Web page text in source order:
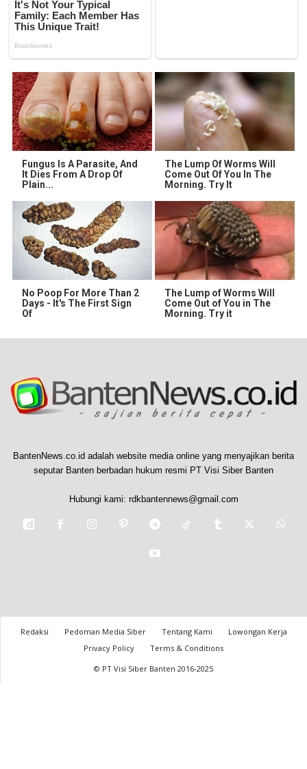
Fungus Is A Parasite, And
It Dies From A Drop Of
Plain...
The Lump Of Worms Will
Come Out Of You In The
Morning. Try It
No Poop For More Than 2
Days - It's The First Sign
Of
The Lump of Worms Will
Come Out of You in The
Morning. Try it
BantenNews.co.id adalah website media online yang menyajikan berita
seputar Banten berbadan hukum resmi PT Visi Siber Banten
Hubungi kami: rdkbantennews@gmail.com
Redaksi Pedoman Media Siber Tentang Kami
Lowongan Kerja
Privacy Policy
Terms & Conditions
© PT Visi Siber Banten 2016-2025